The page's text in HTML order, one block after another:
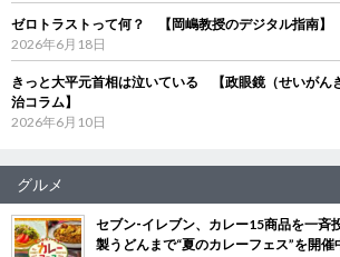
ゼロトラストって何？ 【岡嶋教授のデジタル指南】
2026年6月18日
きっと大平元首相は泣いている 【政眼鏡（せいがん
治コラム】
2026年6月10日
グルメ
セブン‐イレブン、カレー15商品を一
製うどんまで“夏のカレーフェス”を開催